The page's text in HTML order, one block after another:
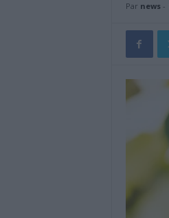
Par news-